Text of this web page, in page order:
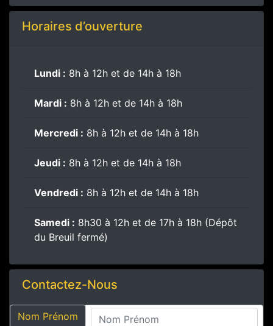
Horaires d’ouverture
Lundi : 8h à 12h et de 14h à 18h
Mardi : 8h à 12h et de 14h à 18h
Mercredi : 8h à 12h et de 14h à 18h
Jeudi : 8h à 12h et de 14h à 18h
Vendredi : 8h à 12h et de 14h à 18h
Samedi : 8h30 à 12h et de 17h à 18h (Dépôt
du Breuil fermé)
Contactez-Nous
Nom Prénom